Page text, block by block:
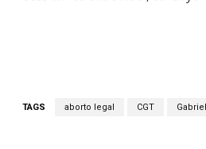
TAGS aborto legal CGT